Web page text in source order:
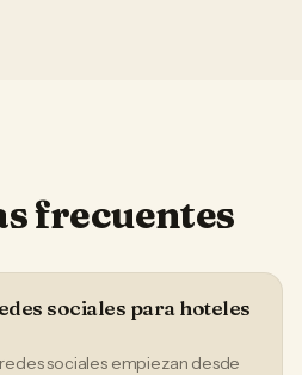
frecuentes
sociales para hoteles
sociales empiezan desde